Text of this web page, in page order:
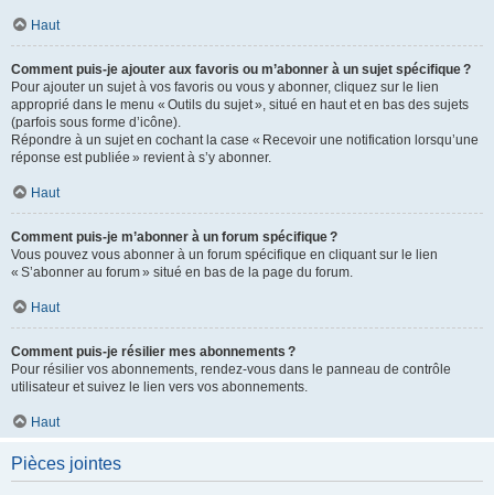
Haut
Comment puis-je ajouter aux favoris ou m’abonner à un sujet spécifique ?
Pour ajouter un sujet à vos favoris ou vous y abonner, cliquez sur le lien
approprié dans le menu « Outils du sujet », situé en haut et en bas des sujets
(parfois sous forme d’icône).
Répondre à un sujet en cochant la case « Recevoir une notification lorsqu’une
réponse est publiée » revient à s’y abonner.
Haut
Comment puis-je m’abonner à un forum spécifique ?
Vous pouvez vous abonner à un forum spécifique en cliquant sur le lien
« S’abonner au forum » situé en bas de la page du forum.
Haut
Comment puis-je résilier mes abonnements ?
Pour résilier vos abonnements, rendez-vous dans le panneau de contrôle
utilisateur et suivez le lien vers vos abonnements.
Haut
Pièces jointes